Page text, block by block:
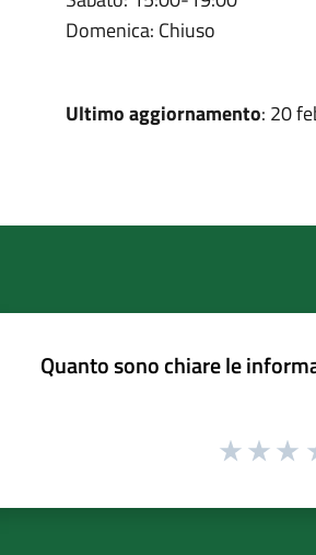
Domenica: Chiuso
Ultimo aggiornamento: 20
Quanto sono chiare le